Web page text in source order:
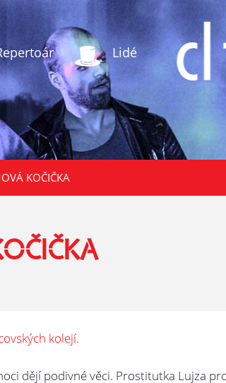
Lidé
KOČIČKA
kolejí.
dějí podivné věci. Prostitutka Lujza